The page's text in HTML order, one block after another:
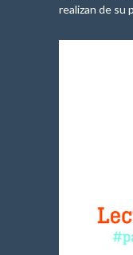
realizan de su